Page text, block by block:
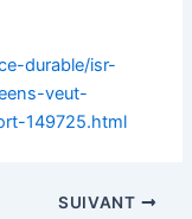
durable/isr-
veut-
149725.html
SUIVANT